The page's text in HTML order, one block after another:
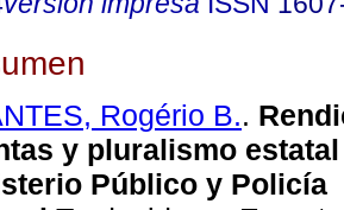
Rogério B..
y pluralismo
Público y Policía